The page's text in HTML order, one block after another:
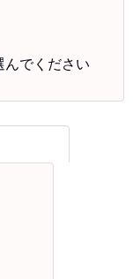
んでください